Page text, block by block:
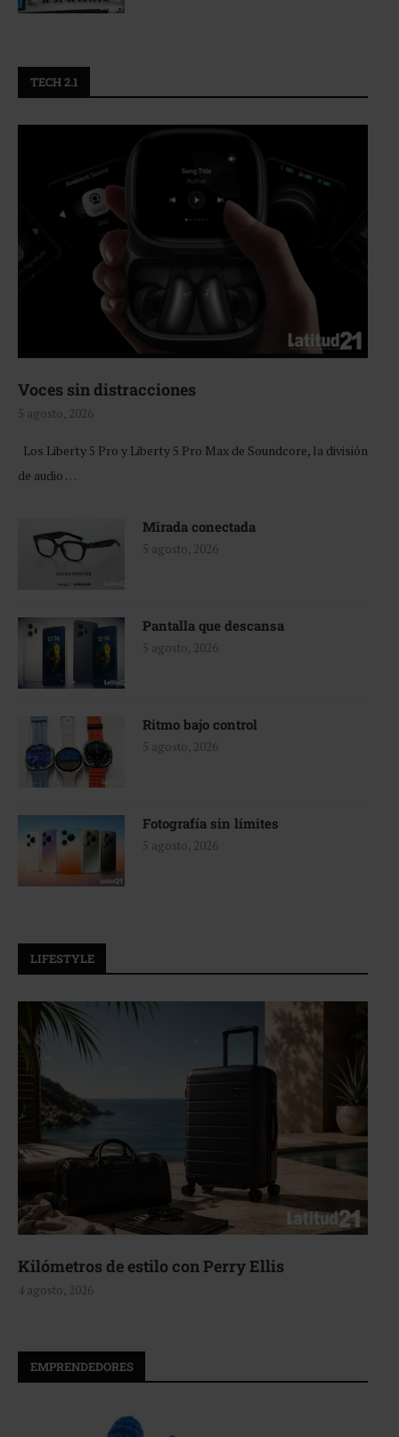
TECH 2.1
Voces sin distracciones
5 agosto, 2026
Los Liberty 5 Pro y Liberty 5 Pro Max de Soundcore, la división
de audio …
Mirada conectada
5 agosto, 2026
Pantalla que descansa
5 agosto, 2026
Ritmo bajo control
5 agosto, 2026
Fotografía sin límites
5 agosto, 2026
LIFESTYLE
Aerie, texturas que fluyen
4 agosto, 2026
EMPRENDEDORES